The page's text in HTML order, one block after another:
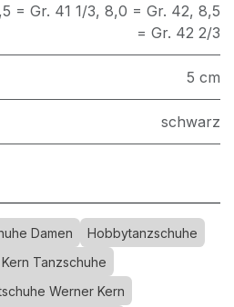
= Gr. 41 1/3, 8,0 = Gr. 42, 8,5
= Gr. 42 2/3
5 cm
schwarz
Damen
Hobbytanzschuhe
Tanzschuhe
Werner Kern